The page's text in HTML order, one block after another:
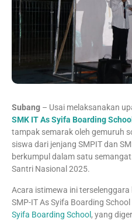
Subang – Usai melaksanakan
SMK IT As Syifa Boarding School
tampak semarak oleh gemuruh
siswa dari jenjang SMPIT dan
berkumpul dalam satu
Santri Nasional 2025.
Acara istimewa ini
SMP-IT As Syifa Boarding
Syifa Boarding School , yang